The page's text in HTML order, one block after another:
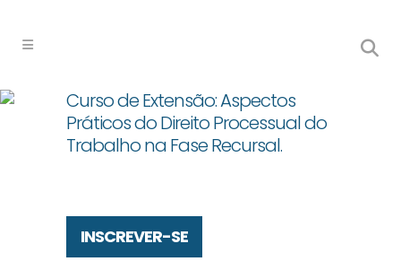
Curso de Extensão: Aspectos
Práticos do Direito Processual do
Trabalho na Fase Recursal.
INSCREVER-SE